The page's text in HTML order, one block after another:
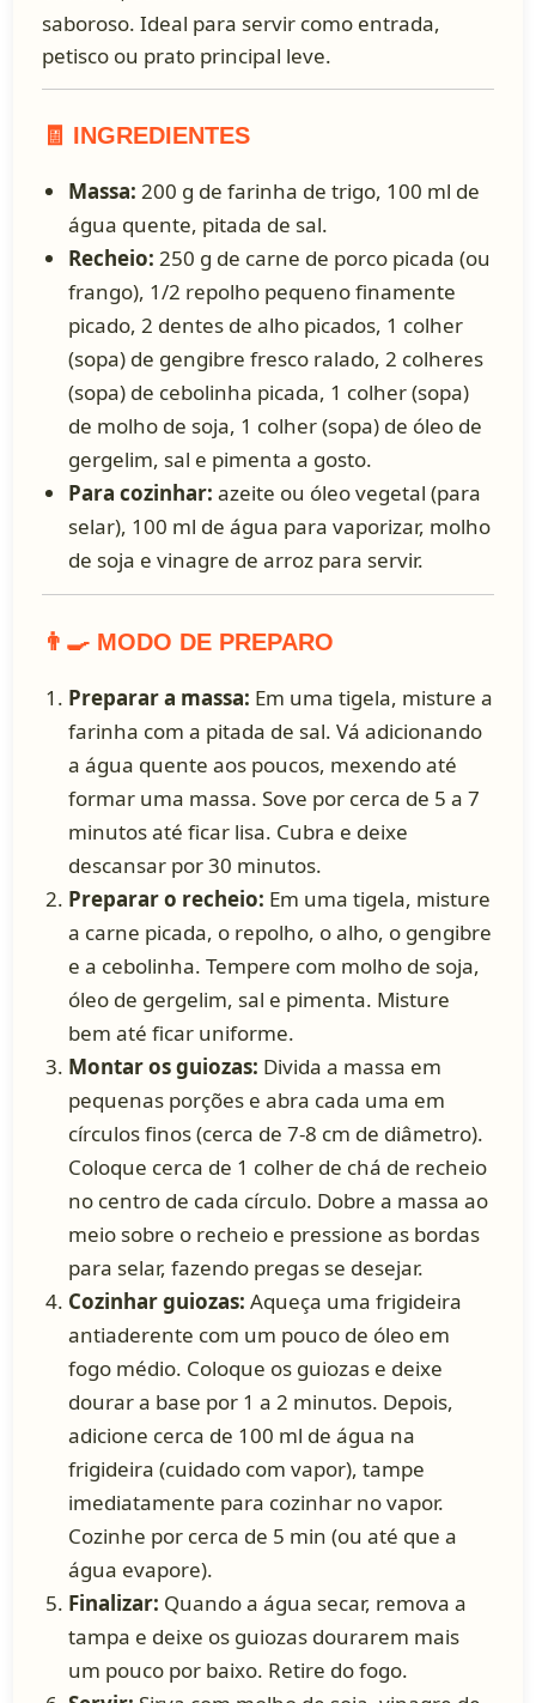
saboroso. Ideal para servir como entrada,
petisco ou prato principal leve.
🧾 INGREDIENTES
Massa: 200 g de farinha de trigo, 100 ml de
água quente, pitada de sal.
Recheio: 250 g de carne de porco picada (ou
frango), 1/2 repolho pequeno finamente
picado, 2 dentes de alho picados, 1 colher
(sopa) de gengibre fresco ralado, 2 colheres
(sopa) de cebolinha picada, 1 colher (sopa)
de molho de soja, 1 colher (sopa) de óleo de
gergelim, sal e pimenta a gosto.
Para cozinhar: azeite ou óleo vegetal (para
selar), 100 ml de água para vaporizar, molho
de soja e vinagre de arroz para servir.
👨‍🍳 MODO DE PREPARO
Preparar a massa: Em uma tigela, misture a
farinha com a pitada de sal. Vá adicionando
a água quente aos poucos, mexendo até
formar uma massa. Sove por cerca de 5 a 7
minutos até ficar lisa. Cubra e deixe
descansar por 30 minutos.
Preparar o recheio: Em uma tigela, misture
a carne picada, o repolho, o alho, o gengibre
e a cebolinha. Tempere com molho de soja,
óleo de gergelim, sal e pimenta. Misture
bem até ficar uniforme.
Montar os guiozas: Divida a massa em
pequenas porções e abra cada uma em
círculos finos (cerca de 7‑8 cm de diâmetro).
Coloque cerca de 1 colher de chá de recheio
no centro de cada círculo. Dobre a massa ao
meio sobre o recheio e pressione as bordas
para selar, fazendo pregas se desejar.
Cozinhar guiozas: Aqueça uma frigideira
antiaderente com um pouco de óleo em
fogo médio. Coloque os guiozas e deixe
dourar a base por 1 a 2 minutos. Depois,
adicione cerca de 100 ml de água na
frigideira (cuidado com vapor), tampe
imediatamente para cozinhar no vapor.
Cozinhe por cerca de 5 min (ou até que a
água evapore).
Finalizar: Quando a água secar, remova a
tampa e deixe os guiozas dourarem mais
um pouco por baixo. Retire do fogo.